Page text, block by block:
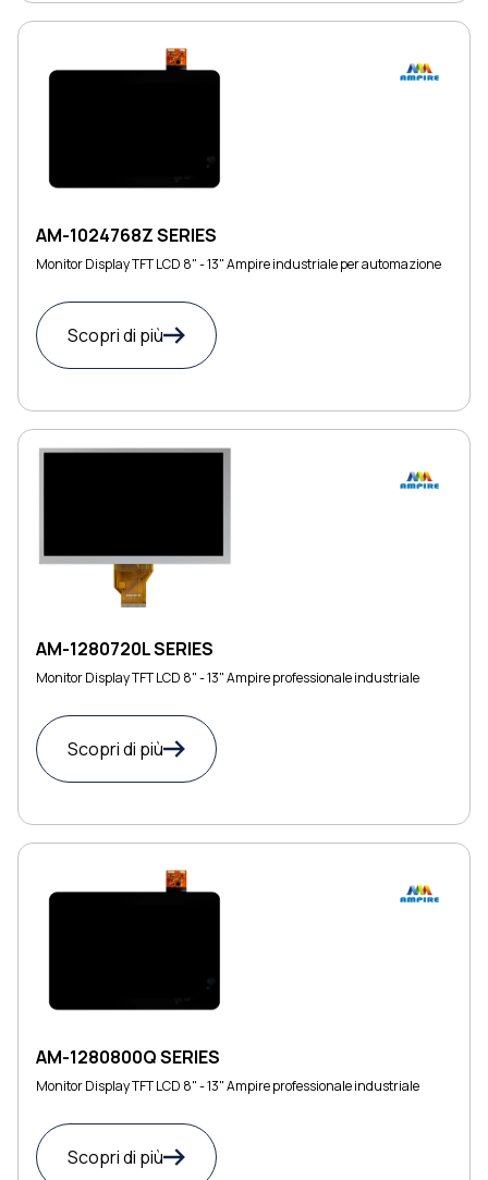
AM-1024768Z SERIES
Monitor Display TFT LCD 8" - 13" Ampire industriale per automazione
Scopri di più
AM-1280720L SERIES
Monitor Display TFT LCD 8" - 13" Ampire professionale industriale
Scopri di più
AM-1280800Q SERIES
Monitor Display TFT LCD 8" - 13" Ampire professionale industriale
Scopri di più